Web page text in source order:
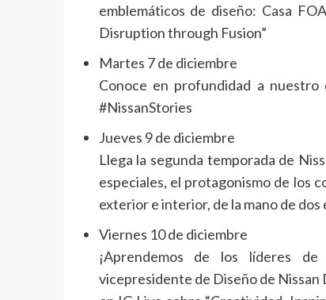
emblemáticos de diseño: Casa
Disruption through Fusion”
Martes 7 de diciembre
Conoce en profundidad a nuestro
#NissanStories
Jueves 9 de diciembre
Llega la segunda temporada de
especiales, el protagonismo de los
exterior e interior, de la mano de dos
Viernes 10 de diciembre
¡Aprendemos de los líderes
vicepresidente de Diseño de Nissan